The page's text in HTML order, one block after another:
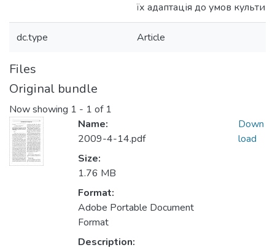
їх адаптація до умов
dc.type Article
Files
Original bundle
Now showing 1 - 1 of 1
Name:
2009-4-14.pdf
Size:
1.76 MB
Format:
Adobe Portable Document
Format
Description:
Down
load